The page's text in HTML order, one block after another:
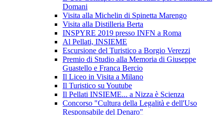
Domani
Visita alla Michelin di Spinetta Marengo
Visita alla Distilleria Berta
INSPYRE 2019 presso INFN a Roma
Al Pellati, INSIEME
Escursione del Turistico a Borgio Verezzi
Premio di Studio alla Memoria di Giuseppe
Guastello e Franca Bercio
Il Liceo in Visita a Milano
Il Turistico su Youtube
Il Pellati INSIEME... a Nizza è Scienza
Concorso "Cultura della Legalità e dell'Uso
Responsabile del Denaro"